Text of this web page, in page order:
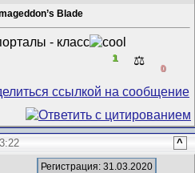
Blade
- класс
1 ⚖️
0
^
Регистрация: 31.03.2020